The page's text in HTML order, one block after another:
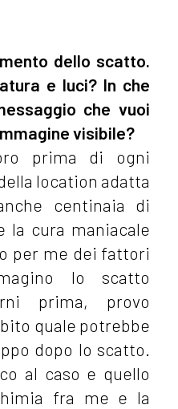
dello scatto.
e luci? In che
che vuoi
visibile?
prima di ogni
location adatta
centinaia di
cura maniacale
per me dei fattori
lo scatto
prima, provo
quale potrebbe
dopo lo scatto.
al caso e quello
fra me e la